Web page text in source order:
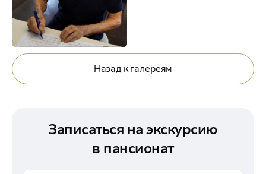
Назад к галереям
Записаться на экскурсию
в пансионат